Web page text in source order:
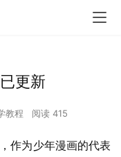
更新
教程 阅读 415
作为少年漫画的代表